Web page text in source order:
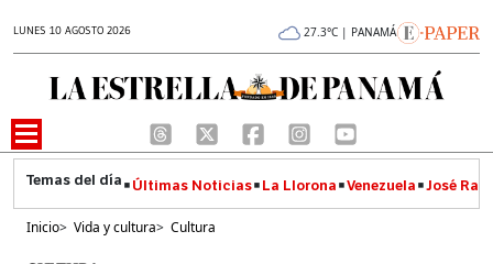
LUNES 10 AGOSTO 2026 27.3°C | PANAMÁ
Últimas Noticias La Llorona Venezuela José
Inicio> Vida y cultura> Cultura